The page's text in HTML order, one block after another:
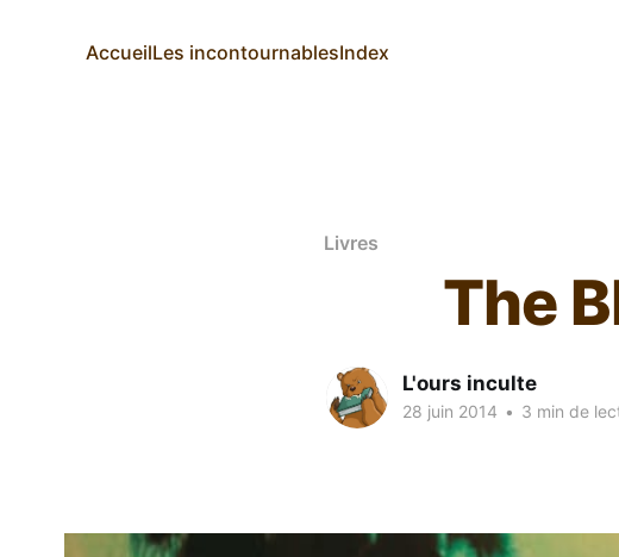
AccueilLes incontournablesIndex
Livres
The
L'ours inculte
28 juin 2014 • 3 min de